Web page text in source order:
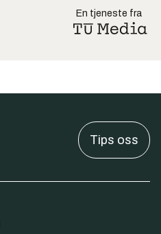
En tjeneste fra
Tips oss